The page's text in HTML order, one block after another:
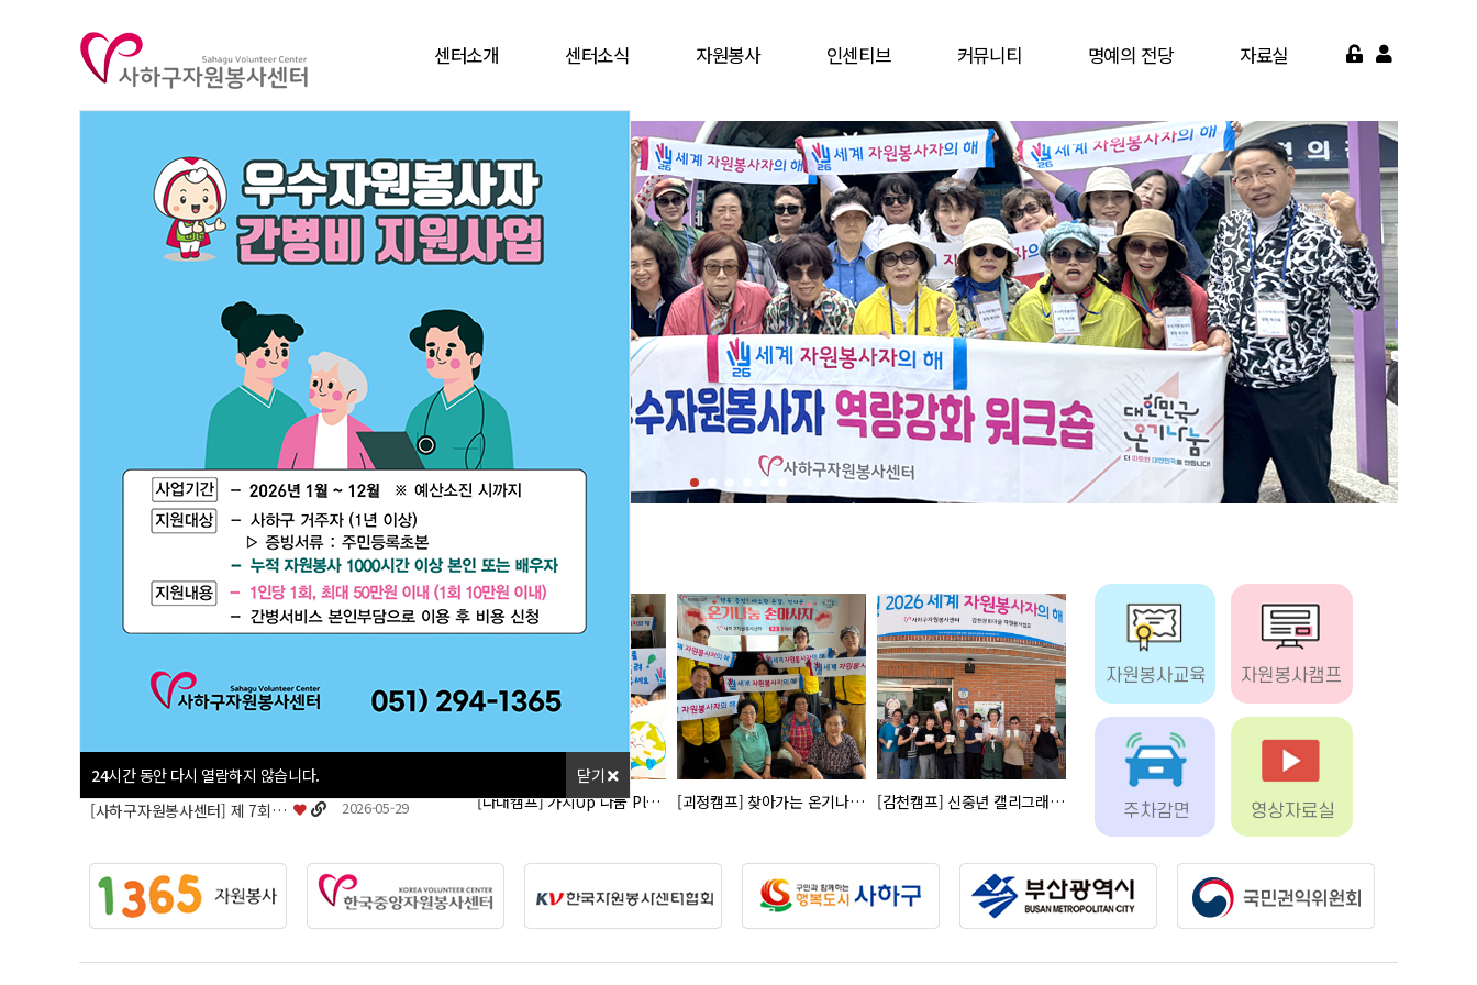
24시간 동안 다시 열람하지 않습니다. 닫기
센터소개
비전
연혁
조직도
주요사업
찾아오시는길
센터소식 자원봉사
봉사참여
자원봉사캠프
단체
활동처
활동처현황
사이버자원봉사
인센티브
인증배지
상해보험
주차감면
봉사자증
을숙도문화회관
커뮤니티
자유게시판
할인가맹점
협약기관
비대면활동
명예의 전당
명예의 전당
자료실
서식자료실
영상자료실
자주묻는질문
을 알려드립니다.
서식자료실
​2026 전국소년(장애학생)체전 자원봉사자 해단식 및 세계자원봉사자의해 기념 부산 V-F…
사하구자원봉사센터 직원 채용 공고 결과 발표(센터장)
[사하구자원봉사센터] 제 7회 자원봉사 아카데미 『마음을 잇는 자원봉사, 행복을 디자인하다… 2026-05-29
포토갤러리
[사하구자원봉사센터] 2026 청소년… [사하구자원봉사센터] 2026 청소년… [다대캠프] 가치Up 나눔 Plus … [괴정캠프] 찾아가는 온기나눔 '손마… [감천캠프] 신중년 캘리그래피 전문봉… [사하구자원봉사센터] 사하구통합자원봉…